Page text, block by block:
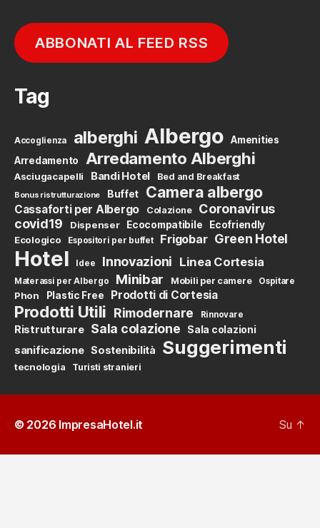
ABBONATI AL FEED RSS
Tag
Accoglienza alberghi Albergo
Amenities
Arredamento
Arredamento Alberghi
Asciugacapelli Bandi Hotel Bed and Breakfast
Bonus ristrutturazione Buffet Camera albergo
Cassaforti per Albergo Colazione
Coronavirus
covid19
Dispenser Ecocompatibile
Ecofriendly
Ecologico
Espositori per buffet Frigobar Green Hotel
Hotel Idee Innovazioni Linea Cortesia
Materassi per Albergo Minibar Mobili per camere Ospitare
Phon Plastic Free Prodotti di Cortesia
Prodotti Utili Rimodernare Rinnovare
Ristrutturare Sala colazione Sala colazioni
sanificazione Sostenibilità Suggerimenti
tecnologia Turisti stranieri
© 2026 ImpresaHotel.it Su ↑